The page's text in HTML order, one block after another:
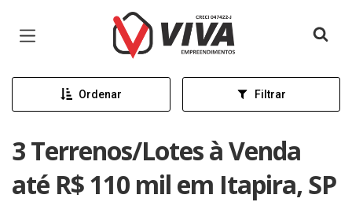
Página inicial
Ordenar Filtrar
3 Terrenos/Lotes à Venda
até R$ 110 mil em Itapira, SP